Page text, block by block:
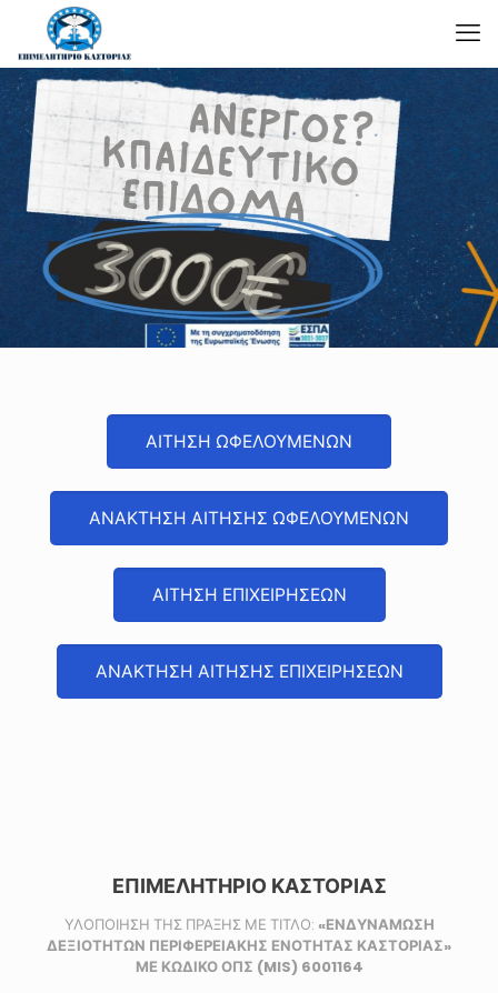
ΑΙΤΗΣΗ ΩΦΕΛΟΥΜΕΝΩΝ
ΑΝΑΚΤΗΣΗ ΑΙΤΗΣΗΣ ΩΦΕΛΟΥΜΕΝΩΝ
ΑΙΤΗΣΗ ΕΠΙΧΕΙΡΗΣΕΩΝ
ΑΝΑΚΤΗΣΗ ΑΙΤΗΣΗΣ ΕΠΙΧΕΙΡΗΣΕΩΝ
ΕΠΙΜΕΛΗΤΗΡΙΟ ΚΑΣΤΟΡΙΑΣ
ΥΛΟΠΟΙΗΣΗ ΤΗΣ ΠΡΑΞΗΣ ΜΕ ΤΙΤΛΟ: «ΕΝΔΥΝΑΜΩΣΗ
ΔΕΞΙΟΤΗΤΩΝ ΠΕΡΙΦΕΡΕΙΑΚΗΣ ΕΝΟΤΗΤΑΣ ΚΑΣΤΟΡΙΑΣ»
ΜΕ ΚΩΔΙΚΟ ΟΠΣ (MIS) 6001164